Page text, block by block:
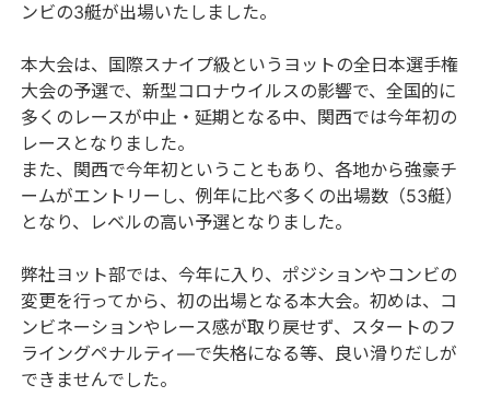
ンビの3艇が出場いたしました。
本大会は、国際スナイプ級というヨットの全日本選手権
大会の予選で、新型コロナウイルスの影響で、全国的に
多くのレースが中止・延期となる中、関西では今年初の
レースとなりました。
また、関西で今年初ということもあり、各地から強豪チ
ームがエントリーし、例年に比べ多くの出場数（53艇）
となり、レベルの高い予選となりました。
弊社ヨット部では、今年に入り、ポジションやコンビの
変更を行ってから、初の出場となる本大会。初めは、コ
ンビネーションやレース感が取り戻せず、スタートのフ
ライングペナルティ―で失格になる等、良い滑りだしが
できませんでした。